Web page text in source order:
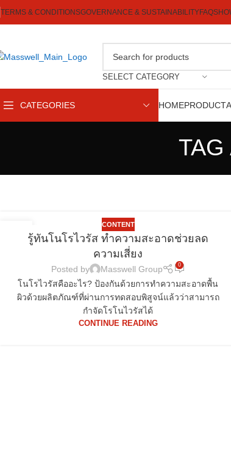
TERMS & CONDITIONSGOVERNANCE & SUSTAINABILITYFAQS
SELECT CATEGORY
CATEGORIES HOMEPRODUCT
CONTENT
รู้ทันโนโรไวรัส ทำความสะอาดช่วยลด
ความเสี่ยง
Posted by Masswell Group 0
โนโรไวรัสคืออะไร? ป้องกันด้วยการทำความสะอาดพื้น
ผิวด้วยผลิตภัณฑ์ที่ผ่านการทดสอบพิสูจน์แล้วว่าสามารถ
กำจัดโรโนไวรัสได้
CONTINUE READING